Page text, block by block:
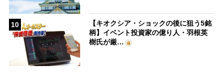
10
【キオクシア・ショックの後に狙う5銘
柄】イベント投資家の億り人・羽根英
樹氏が厳…